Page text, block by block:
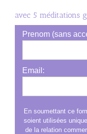
avec 5 méditations
Prenom (sans
Email:
En soumettant ce
soient utilisées
de la relation